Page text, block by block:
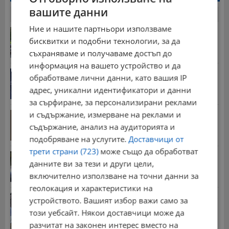
24 часа 7 дни
Полицията спаси изоставено на пътя момче
09:36 | 6.8.2026 г.
Дневен хороскоп за 7 август 2026 година
Румен Радев ще посети терена за бъдещия
космически...
07:19 | 6.8.2026 г.
Задържаха десет деца за убийството в Пловдив
15:43 | 6.8.2026 г.
Румен Радев: Търговските дружества обявяват...
10:46 | 6.8.2026 г.
вашите данни
Ние и нашите партньори използваме
бисквитки и подобни технологии, за да
съхраняваме и получаваме достъп до
информация на вашето устройство и да
обработваме лични данни, като вашия IP
адрес, уникални идентификатори и данни
за сърфиране, за персонализирани реклами
и съдържание, измерване на реклами и
съдържание, анализ на аудиторията и
подобряване на услугите.Доставчици от
трети страни (723)може също да обработват
данните ви за тези и други цели,
включително използване на точни данни за
геолокация и характеристики на
устройството. Вашият избор важи само за
този уебсайт. Някои доставчици може да
разчитат на законен интерес вместо на